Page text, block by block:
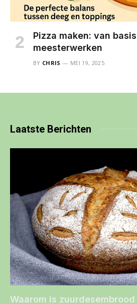
Pizza maken: van
meesterwerken
BY CHRIS MEI 19, 2025
Laatste Berichten
Waarom is